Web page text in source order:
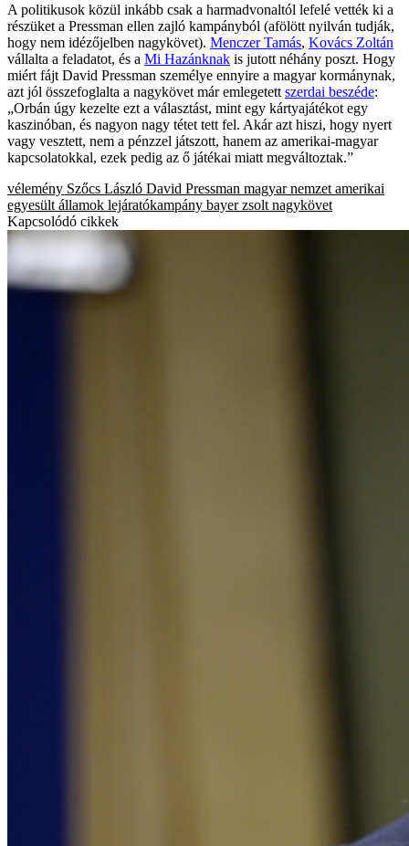
A politikusok közül inkább csak a harmadvonaltól lefelé vették ki a
részüket a Pressman ellen zajló kampányból (afölött nyilván tudják,
hogy nem idézőjelben nagykövet). Menczer Tamás, Kovács Zoltán
vállalta a feladatot, és a Mi Hazánknak is jutott néhány poszt. Hogy
miért fájt David Pressman személye ennyire a magyar kormánynak,
azt jól összefoglalta a nagykövet már emlegetett szerdai beszéde:
„Orbán úgy kezelte ezt a választást, mint egy kártyajátékot egy
kaszinóban, és nagyon nagy tétet tett fel. Akár azt hiszi, hogy nyert
vagy vesztett, nem a pénzzel játszott, hanem az amerikai-magyar
kapcsolatokkal, ezek pedig az ő játékai miatt megváltoztak.”
vélemény Szőcs László David Pressman magyar nemzet amerikai
egyesült államok lejáratókampány bayer zsolt nagykövet
Kapcsolódó cikkek